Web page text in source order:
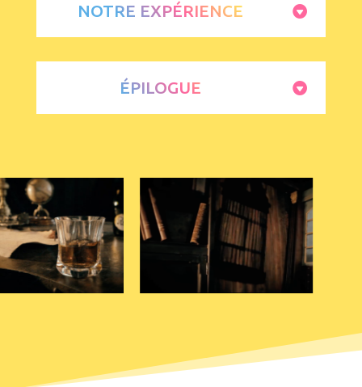
NOTRE EXPÉRIENCE
ÉPILOGUE